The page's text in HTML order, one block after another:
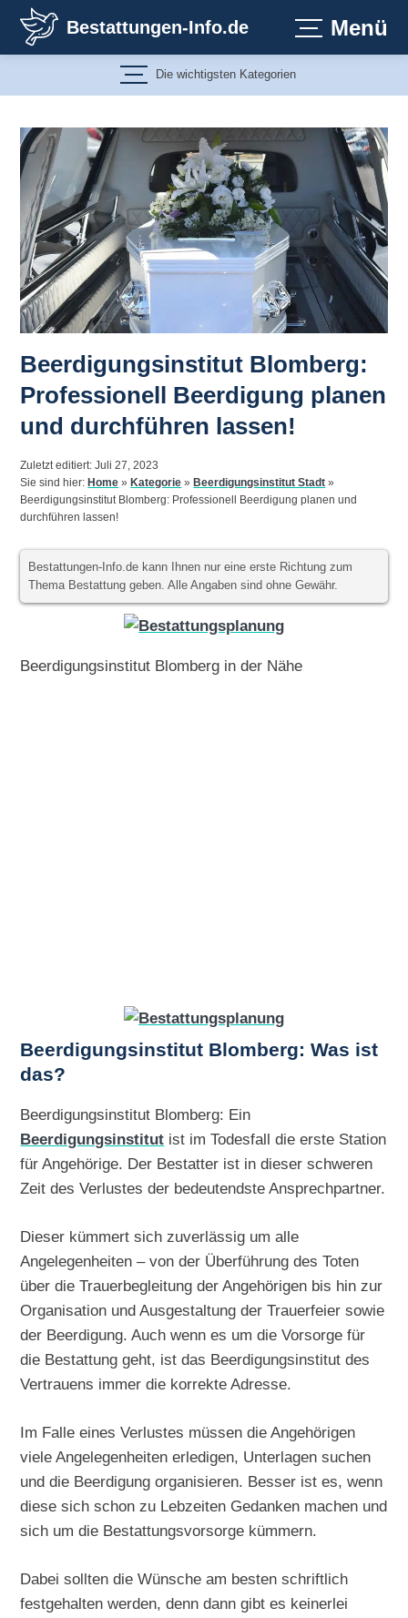
Inhalt
springen
Bestattungen-Info.de Menü
Die wichtigsten Kategorien
Beerdigungsinstitut Blomberg:
Professionell Beerdigung planen
und durchführen lassen!
Zuletzt editiert: Juli 27, 2023
Sie sind hier: Home » Kategorie » Beerdigungsinstitut Stadt »
Beerdigungsinstitut Blomberg: Professionell Beerdigung planen und
durchführen lassen!
Bestattungen-Info.de kann Ihnen nur eine erste Richtung zum
Thema Bestattung geben. Alle Angaben sind ohne Gewähr.
Beerdigungsinstitut Blomberg in der Nähe
Beerdigungsinstitut Blomberg: Was ist
das?
Beerdigungsinstitut Blomberg: Ein
Beerdigungsinstitut ist im Todesfall die erste Station
für Angehörige. Der Bestatter ist in dieser schweren
Zeit des Verlustes der bedeutendste Ansprechpartner.
Dieser kümmert sich zuverlässig um alle
Angelegenheiten – von der Überführung des Toten
über die Trauerbegleitung der Angehörigen bis hin zur
Organisation und Ausgestaltung der Trauerfeier sowie
der Beerdigung. Auch wenn es um die Vorsorge für
die Bestattung geht, ist das Beerdigungsinstitut des
Vertrauens immer die korrekte Adresse.
Im Falle eines Verlustes müssen die Angehörigen
viele Angelegenheiten erledigen, Unterlagen suchen
und die Beerdigung organisieren. Besser ist es, wenn
diese sich schon zu Lebzeiten Gedanken machen und
sich um die Bestattungsvorsorge kümmern.
Dabei sollten die Wünsche am besten schriftlich
festgehalten werden, denn dann gibt es keinerlei